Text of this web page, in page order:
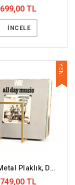
699,00 TL
İNCELE
YENİ
Gold Metal Plaklık, Dergilik
749,00 TL